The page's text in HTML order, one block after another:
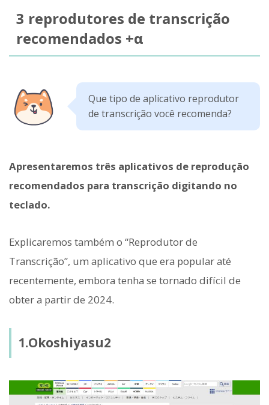
3 reprodutores de transcrição
recomendados +α
Que tipo de aplicativo reprodutor
de transcrição você recomenda?
Apresentaremos três aplicativos de reprodução
recomendados para transcrição digitando no
teclado.
Explicaremos também o “Reprodutor de
Transcrição”, um aplicativo que era popular até
recentemente, embora tenha se tornado difícil de
obter a partir de 2024.
1.Okoshiyasu2